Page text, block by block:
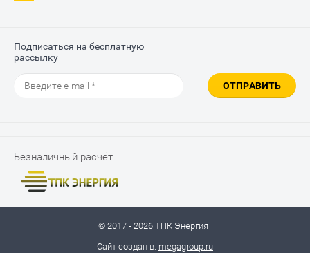
Подписаться на бесплатную
рассылку
ОТПРАВИТЬ
Безналичный расчёт
© 2017 - 2026 ТПК Энергия
Сайт создан в: megagroup.ru